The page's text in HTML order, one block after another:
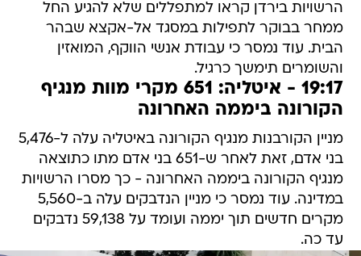
הרשויות בירדן קראו למתפללים שלא להגיע החל
ממחר בבוקר לתפילות במסגד אל-אקצא שבהר
הבית. עוד נמסר כי עבודת אנשי הווקף, המואזין
והשומרים תימשך כרגיל.
19:17 - איטליה: 651 מקרי מוות מנגיף
הקורונה ביממה האחרונה
מניין הקורבנות מנגיף הקורונה באיטליה עלה ל-5,476
בני אדם, זאת לאחר ש-651 בני אדם מתו כתוצאה
מנגיף הקורונה ביממה האחרונה - כך מסרו הרשויות
במדינה. עוד נמסר כי מניין הנדבקים עלה ב-5,560
מקרים חדשים תוך יממה ועומד על 59,138 נדבקים
עד כה.